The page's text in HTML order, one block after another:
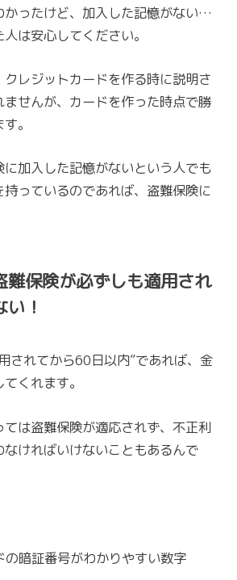
かったけど、加入した記憶がない…
は安心してください。
レジットカードを作る時に説明さ
せんが、カードを作った時点で勝
。
加入した記憶がないという人でも
っているのであれば、盗難保険に
難保険が必ずしも適用され
！
されてから60日以内”であれば、金
くれます。
ては盗難保険が適応されず、不正利
ければいけないこともあるんで
の暗証番号がわかりやすい数字